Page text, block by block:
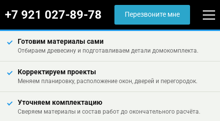
+7 921 027-89-78 Перезвоните мне
Готовим материалы сами
Отбираем древесину и подготавливаем детали домокомплекта.
Корректируем проекты
Меняем планировку, расположение окон, дверей и перегородок.
Уточняем комплектацию
Сверяем материалы и состав работ до окончательного расчёта.